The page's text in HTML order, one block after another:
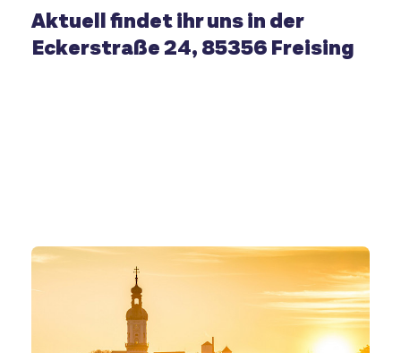
Aktuell findet ihr uns in der
Eckerstraße 24, 85356 Freising